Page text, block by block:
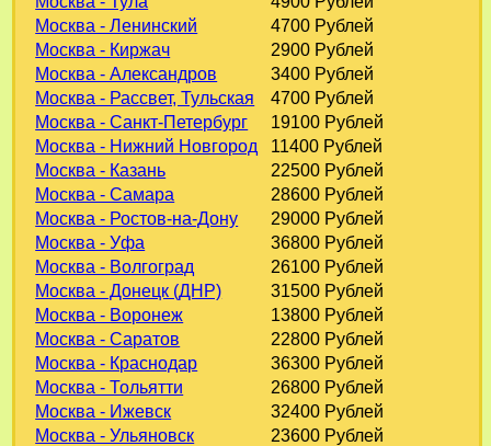
Москва - Ленинский
4700 Рублей
Москва - Киржач
2900 Рублей
Москва - Александров
3400 Рублей
Москва - Рассвет, Тульская
4700 Рублей
Москва - Санкт-Петербург
19100 Рублей
Москва - Нижний Новгород
11400 Рублей
Москва - Казань
22500 Рублей
Москва - Самара
28600 Рублей
Москва - Ростов-на-Дону
29000 Рублей
Москва - Уфа
36800 Рублей
Москва - Волгоград
26100 Рублей
Москва - Донецк (ДНР)
31500 Рублей
Москва - Воронеж
13800 Рублей
Москва - Саратов
22800 Рублей
Москва - Краснодар
36300 Рублей
Москва - Тольятти
26800 Рублей
Москва - Ижевск
32400 Рублей
Москва - Ульяновск
23600 Рублей